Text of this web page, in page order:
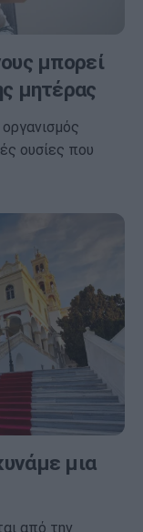
μπορεί
μητέρας
ουσίες που
μια
από την